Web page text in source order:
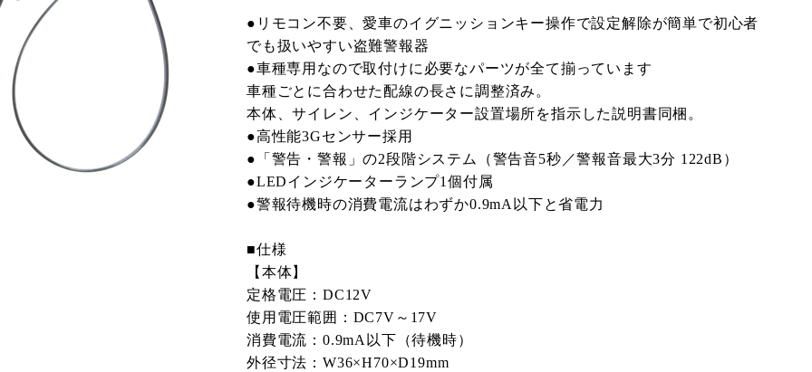
●リモコン不要、愛車のイグニッションキー操作で設定解除が簡単で初心者
でも扱いやすい盗難警報器
●車種専用なので取付けに必要なパーツが全て揃っています
車種ごとに合わせた配線の長さに調整済み。
本体、サイレン、インジケーター設置場所を指示した説明書同梱。
●高性能3Gセンサー採用
●「警告・警報」の2段階システム（警告音5秒／警報音最大3分 122dB）
●LEDインジケーターランプ1個付属
●警報待機時の消費電流はわずか0.9mA以下と省電力
■仕様
【本体】
定格電圧：DC12V
使用電圧範囲：DC7V～17V
消費電流：0.9mA以下（待機時）
外径寸法：W36×H70×D19mm